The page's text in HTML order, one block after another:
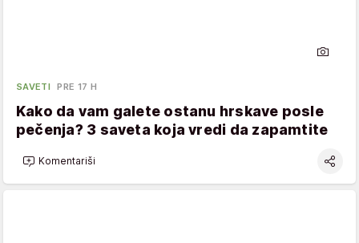
SAVETI PRE 17 H
Kako da vam galete ostanu hrskave posle
pečenja? 3 saveta koja vredi da zapamtite
Komentariši